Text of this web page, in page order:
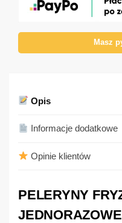
Masz
Opis
Informacje dodatkowe
Opinie klientów
PELERYNY